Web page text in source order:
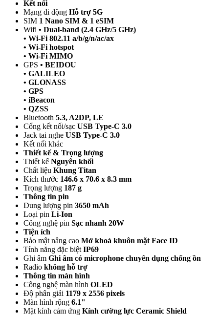
Kết nối
Mạng di động Hỗ trợ 5G
SIM 1 Nano SIM & 1 eSIM
Wifi • Dual-band (2.4 GHz/5 GHz)
• Wi-Fi 802.11 a/b/g/n/ac/ax
• Wi-Fi hotspot
• Wi-Fi MIMO
GPS • BEIDOU
• GALILEO
• GLONASS
• GPS
• iBeacon
• QZSS
Bluetooth 5.3, A2DP, LE
Cổng kết nối/sạc USB Type-C 3.0
Jack tai nghe USB Type-C 3.0
Kết nối khác
Thiết kế & Trọng lượng
Thiết kế Nguyên khối
Chất liệu Khung Titan
Kích thước 146.6 x 70.6 x 8.3 mm
Trọng lượng 187 g
Thông tin pin
Dung lượng pin 3650 mAh
Loại pin Li-Ion
Công nghệ pin Sạc nhanh 20W
Tiện ích
Bảo mật nâng cao Mở khoá khuôn mặt Face ID
Tính năng đặc biệt IP69
Ghi âm Ghi âm có microphone chuyên dụng chống ồn
Radio không hỗ trợ
Thông tin màn hình
Công nghệ màn hình OLED
Độ phân giải 1179 x 2556 pixels
Màn hình rộng 6.1"
Mặt kính cảm ứng Kính cường lực Ceramic Shield